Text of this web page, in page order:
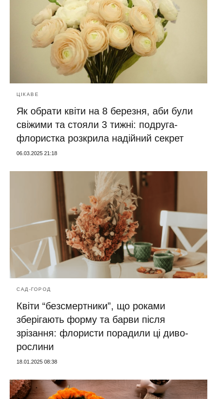
ЦІКАВЕ
Як обрати квіти на 8 березня, аби були
свіжими та стояли 3 тижні: подруга-
флористка розкрила надійний секрет
06.03.2025 21:18
САД-ГОРОД
Квіти “безсмертники”, що роками
зберігають форму та барви після
зрізання: флористи порадили ці диво-
рослини
18.01.2025 08:38